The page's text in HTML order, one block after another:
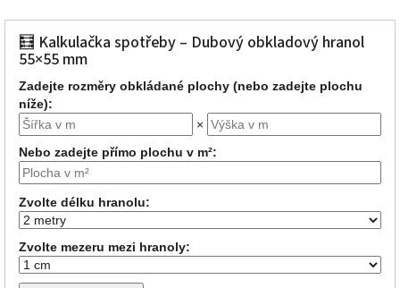
🧮 Kalkulačka spotřeby – Dubový obkladový hranol
55×55 mm
Zadejte rozměry obkládané plochy (nebo zadejte plochu
níže):
×
Nebo zadejte přímo plochu v m²:
Zvolte délku hranolu:
Zvolte mezeru mezi hranoly: